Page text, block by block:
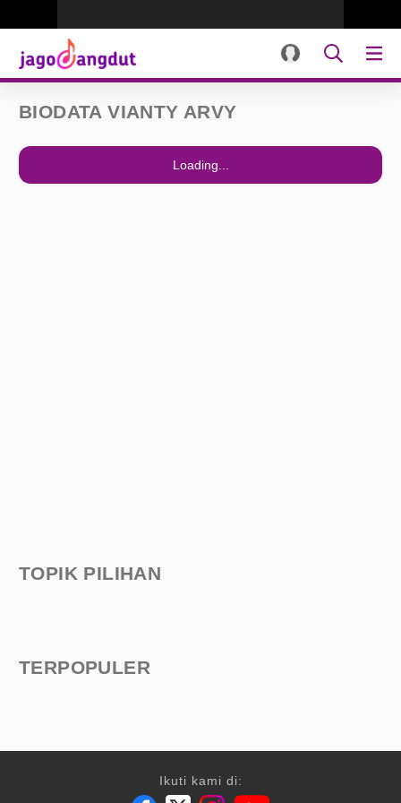
BIODATA VIANTY ARVY
Loading...
TOPIK PILIHAN
TERPOPULER
Ikuti kami di: